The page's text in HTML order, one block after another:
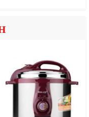
nhanh, tiết kiệm thời
chín nhanh hơn nhưng
thể cài đặt thời gian lên